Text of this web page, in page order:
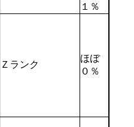
１％
Ｚランク
ほぼ
０％